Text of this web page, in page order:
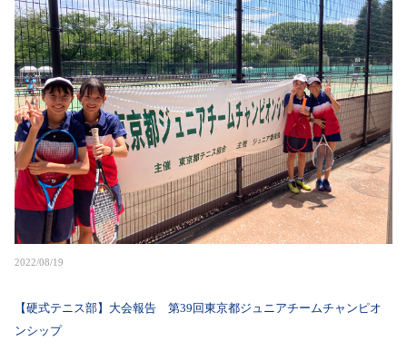
2022/08/19
【硬式テニス部】大会報告 第39回東京都ジュニアチームチャンピオ
ンシップ